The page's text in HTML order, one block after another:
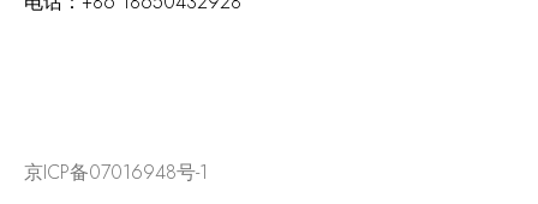
京ICP备07016948号-1